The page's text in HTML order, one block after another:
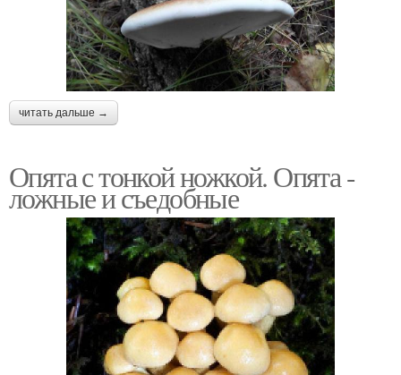
читать дальше →
Опята с тонкой ножкой. Опята -
ложные и съедобные